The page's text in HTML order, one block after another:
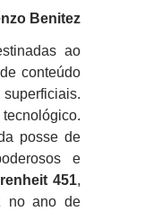
Benitez
ao
conteúdo
posse de
e
451,
no ano de